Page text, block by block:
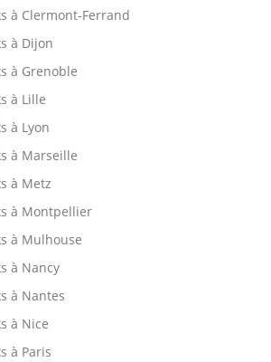
à Clermont-Ferrand
à Dijon
à Grenoble
à Lille
à Lyon
à Marseille
à Metz
à Montpellier
à Mulhouse
à Nancy
à Nantes
à Nice
à Paris